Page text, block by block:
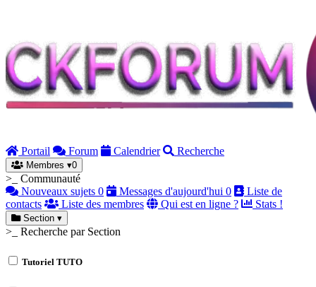
Portail Forum Calendrier Recherche
Membres ▾0
>_ Communauté
Nouveaux sujets 0 Messages d'aujourd'hui 0
Liste de
contacts
Liste des membres Qui est en ligne ? Stats !
Section ▾
>_ Recherche par Section
Tutoriel TUTO